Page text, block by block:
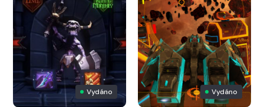
Vydáno Vydáno